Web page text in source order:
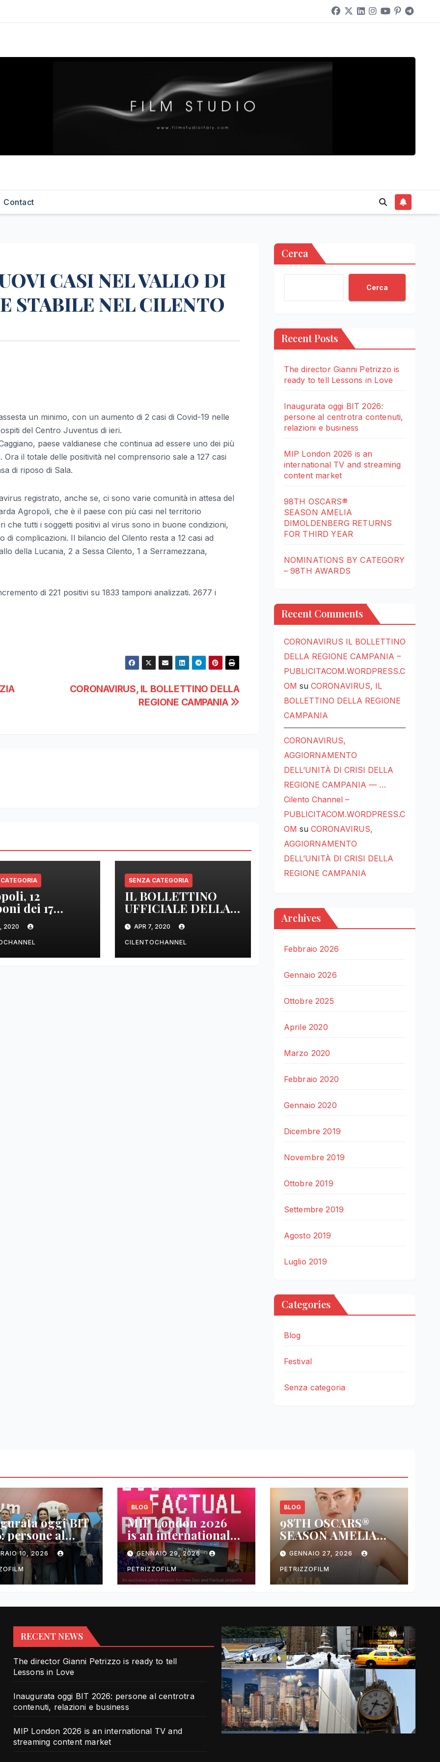
Contact
CASI NEL VALLO DI
STABILE NEL CILENTO
un minimo, con un aumento di 2 casi di Covid-19 nelle
del Centro Juventus di ieri.
paese valdianese che continua ad essere uno dei più
il totale delle positività nel comprensorio sale a 127 casi
di riposo di Sala.
registrato, anche se, ci sono varie comunità in attesa del
Agropoli, che è il paese con più casi nel territorio
che tutti i soggetti positivi al virus sono in buone condizioni,
di complicazioni. Il bilancio del Cilento resta a 12 casi ad
della Lucania, 2 a Sessa Cilento, 1 a Serramezzana,
di 221 positivi su 1833 tamponi analizzati. 2677 i
CORONAVIRUS, IL BOLLETTINO DELLA
REGIONE CAMPANIA
12
dei 17
sono
2020
SENZA CATEGORIA
IL BOLLETTINO
UFFICIALE DELLA
REGIONE
CAMPANIA DELLE
ORE 22.00
APR 7, 2020
CILENTOCHANNEL
Cerca
Cerca
Recent Posts
The director Gianni Petrizzo is
ready to tell Lessons in Love
Inaugurata oggi BIT 2026:
persone al centrotra contenuti,
relazioni e business
MIP London 2026 is an
international TV and streaming
content market
98TH OSCARS®
SEASON AMELIA
DIMOLDENBERG RETURNS
FOR THIRD YEAR
NOMINATIONS BY CATEGORY
– 98TH AWARDS
Recent Comments
CORONAVIRUS IL BOLLETTINO
DELLA REGIONE CAMPANIA –
PUBLICITACOM.WORDPRESS.C
OM su CORONAVIRUS, IL
BOLLETTINO DELLA REGIONE
CAMPANIA
CORONAVIRUS,
AGGIORNAMENTO
DELL’UNITÀ DI CRISI DELLA
REGIONE CAMPANIA — …
Cilento Channel –
PUBLICITACOM.WORDPRESS.C
OM su CORONAVIRUS,
AGGIORNAMENTO
DELL’UNITÀ DI CRISI DELLA
REGIONE CAMPANIA
Archives
Febbraio 2026
Gennaio 2026
Ottobre 2025
Aprile 2020
Marzo 2020
Febbraio 2020
Gennaio 2020
Dicembre 2019
Novembre 2019
Ottobre 2019
Settembre 2019
Agosto 2019
Luglio 2019
Categories
Blog
Festival
Senza categoria
oggi BIT
persone al
contenuti,
e business
10, 2026
BLOG
MIP London 2026
is an international
TV and streaming
content market
GENNAIO 29, 2026
PETRIZZOFILM
BLOG
98TH OSCARS®
SEASON AMELIA
DIMOLDENBERG
RETURNS FOR
THIRD YEAR
GENNAIO 27, 2026
PETRIZZOFILM
RECENT NEWS
The director Gianni Petrizzo is ready to tell
Lessons in Love
Inaugurata oggi BIT 2026: persone al centrotra
contenuti, relazioni e business
MIP London 2026 is an international TV and
streaming content market